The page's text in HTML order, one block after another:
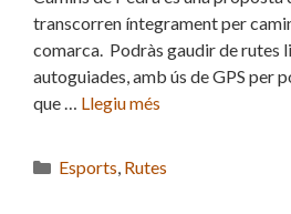
transcorren íntegrament per
comarca. Podràs gaudir de rutes
autoguiades, amb ús de GPS per
que … Llegiu més
Categories
Esports, Rutes